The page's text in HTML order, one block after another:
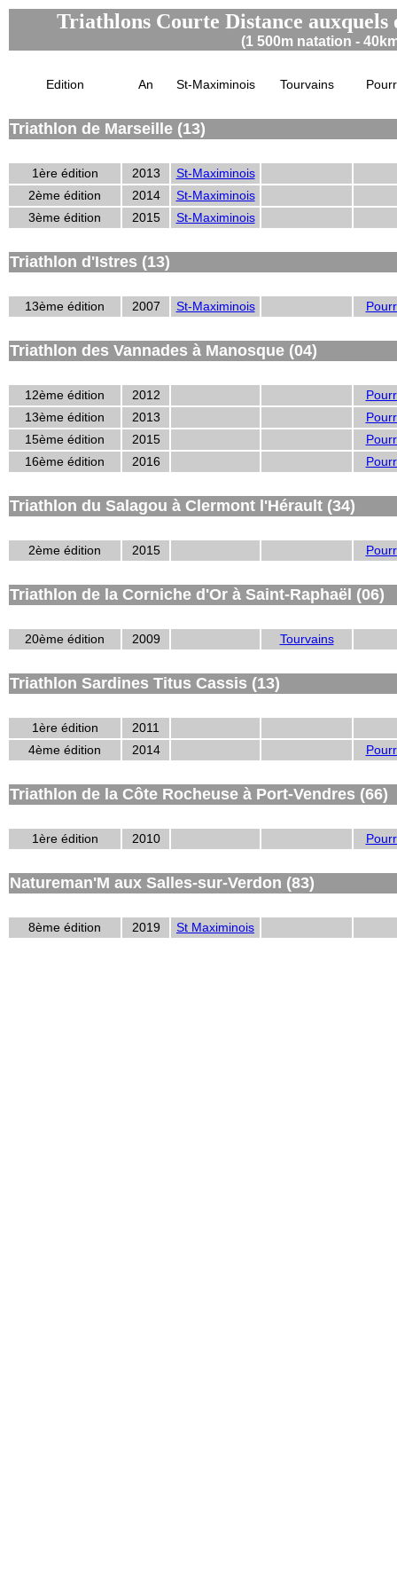
Triathlons Courte Distance
(1 500m natation -
Edition An St-Maximinois Tourvains
Triathlon de Marseille (13)
1ère édition 2013
St-Maximinois
2ème édition
2014
St-Maximinois
3ème édition
2015 St-Maximinois
Triathlon d'Istres (13)
13ème édition 2007 St-Maximinois
Triathlon des Vannades à Manosque (04)
12ème édition 2012
13ème édition
2013
15ème édition
2015
16ème édition
2016
Triathlon du Salagou à Clermont l'Hérault (34)
2ème édition 2015
Triathlon de la Corniche d'Or à Saint-Raphaël (06)
20ème édition 2009 Tourvains
Triathlon Sardines Titus Cassis (13)
1ère édition
2011
4ème édition
2014
Triathlon de la Côte Rocheuse à Port-Vendres (66)
1ère édition 2010
Natureman'M aux Salles-sur-Verdon (83)
8ème édition 2019 St Maximinois